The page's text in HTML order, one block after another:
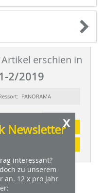
erschien in
2/2019
PANORAMA
Abonnement
x
Newsletter
interessant?
zu unserem
an. 12 x pro Jahr